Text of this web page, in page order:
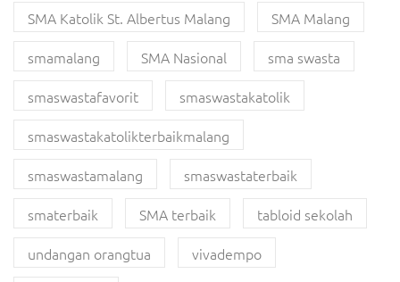
SMA Katolik St. Albertus Malang
SMA Malang
smamalang
SMA Nasional
sma swasta
smaswastafavorit
smaswastakatolik
smaswastakatolikterbaikmalang
smaswastamalang
smaswastaterbaik
smaterbaik
SMA terbaik
tabloid sekolah
undangan orangtua
vivadempo